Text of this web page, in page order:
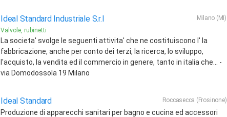
Ideal Standard Industriale S.r.l
Milano (MI)
Valvole, rubinetti
La societa' svolge le seguenti attivita' che ne costituiscono l' la
fabbricazione, anche per conto dei terzi, la ricerca, lo sviluppo,
l'acquisto, la vendita ed il commercio in genere, tanto in italia che... -
via Domodossola 19 Milano
Ideal Standard Roccasecca (Frosinone)
Produzione di apparecchi sanitari per bagno e cucina ed accessori